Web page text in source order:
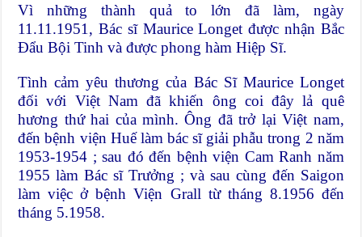
Vì những thành quả to lớn đã làm, ngày
11.11.1951, Bác sĩ Maurice Longet được nhận Bắc
Đẩu Bội Tinh và được phong hàm Hiệp Sĩ.
Tình cảm yêu thương của Bác Sĩ Maurice Longet
đối với Việt Nam đã khiến ông coi đây lả quê
hương thứ hai của mình. Ông đã trở lại Việt nam,
đến bệnh viện Huế làm bác sĩ giải phẫu trong 2 năm
1953-1954 ; sau đó đến bệnh viện Cam Ranh năm
1955 làm Bác sĩ Trưởng ; và sau cùng đến Saigon
làm việc ở bệnh Viện Grall từ tháng 8.1956 đến
tháng 5.1958.